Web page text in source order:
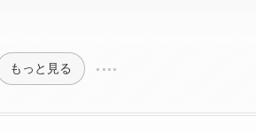
もっと見る